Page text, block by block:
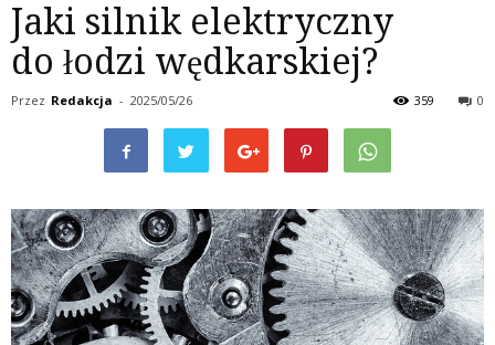
Jaki silnik elektryczny
do łodzi wędkarskiej?
Przez Redakcja - 2025/05/26 0
359